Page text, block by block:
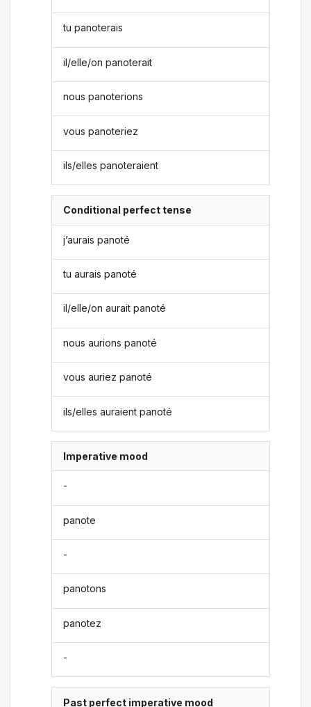
tu panoterais
il/elle/on panoterait
nous panoterions
vous panoteriez
ils/elles panoteraient
Conditional perfect tense
j’aurais panoté
tu aurais panoté
il/elle/on aurait panoté
nous aurions panoté
vous auriez panoté
ils/elles auraient panoté
Imperative mood
-
panote
-
panotons
panotez
-
Past perfect imperative mood